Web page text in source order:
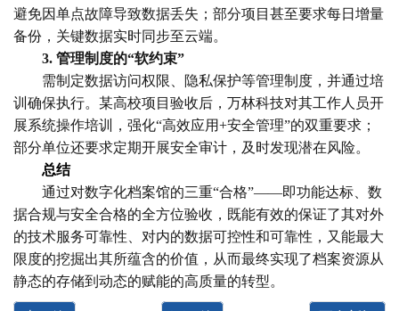
避免因单点故障导致数据丢失；部分项目甚至要求每日增量
备份，关键数据实时同步至云端。
3. 管理制度的“软约束”
需制定数据访问权限、隐私保护等管理制度，并通过培
训确保执行。某高校项目验收后，万林科技对其工作人员开
展系统操作培训，强化“高效应用+安全管理”的双重要求；
部分单位还要求定期开展安全审计，及时发现潜在风险。
总结
通过对数字化档案馆的三重“合格”——即功能达标、数
据合规与安全合格的全方位验收，既能有效的保证了其对外
的技术服务可靠性、对内的数据可控性和可靠性，又能最大
限度的挖掘出其所蕴含的价值，从而最终实现了档案资源从
静态的存储到动态的赋能的高质量的转型。